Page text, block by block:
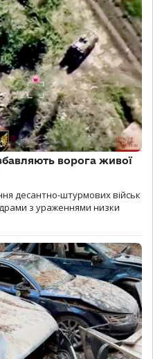
ворога живої
десантно-штурмових військ
з ураженнями низки